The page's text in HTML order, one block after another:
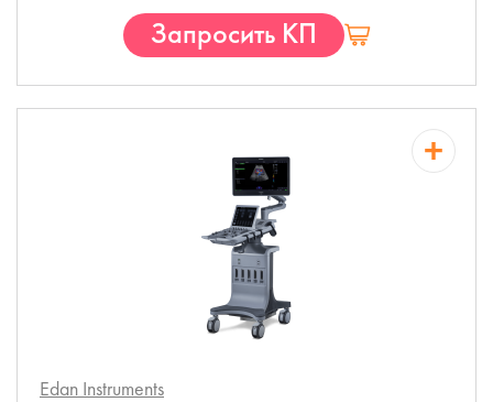
Запросить КП
Edan Instruments